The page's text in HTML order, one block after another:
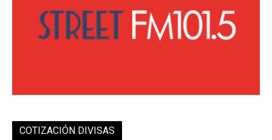
COTIZACIÓN DIVISAS